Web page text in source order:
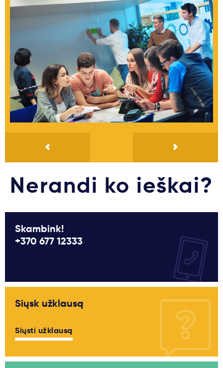
Nerandi ko ieškai?
Skambink!
+370 677 12333
Siųsk užklausą
Siųsti užklausą